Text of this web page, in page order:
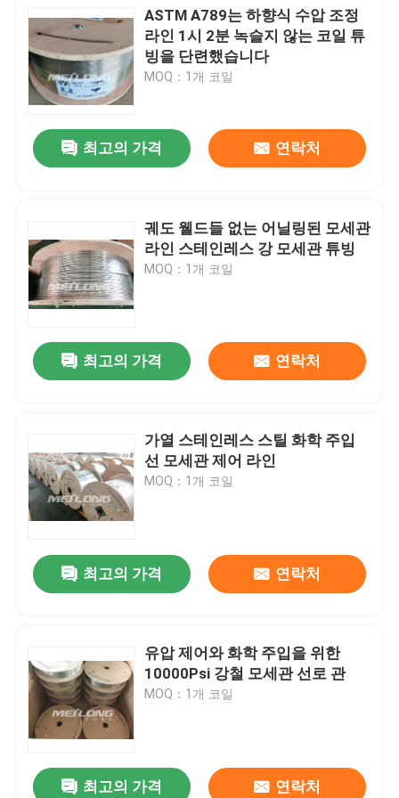
ASTM A789는 하향식 수압 조정
라인 1시 2분 녹슬지 않는 코일 튜
빙을 단련했습니다
MOQ：1개 코일
최고의 가격 연락처
궤도 웰드들 없는 어닐링된 모세관
라인 스테인레스 강 모세관 튜빙
MOQ：1개 코일
최고의 가격 연락처
가열 스테인레스 스틸 화학 주입
선 모세관 제어 라인
MOQ：1개 코일
최고의 가격 연락처
유압 제어와 화학 주입을 위한
10000Psi 강철 모세관 선로 관
MOQ：1개 코일
최고의 가격 연락처